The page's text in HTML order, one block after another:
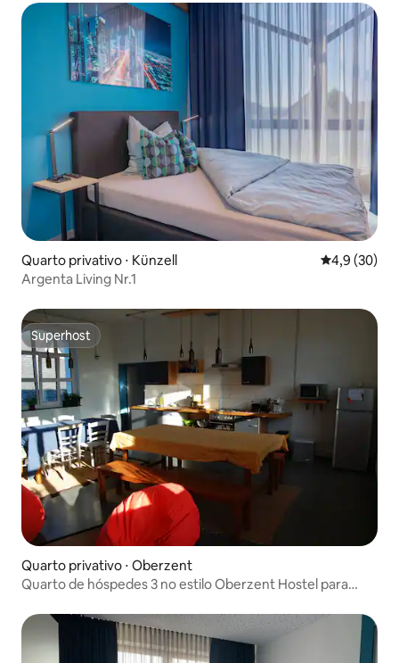
Quarto privativo ⋅ Künzell 4,9 de uma
4,9 (30)
Argenta Living Nr.1
Superhost
Superhost
Quarto privativo ⋅ Oberzent
Quarto de hóspedes 3 no estilo Oberzent Hostel para